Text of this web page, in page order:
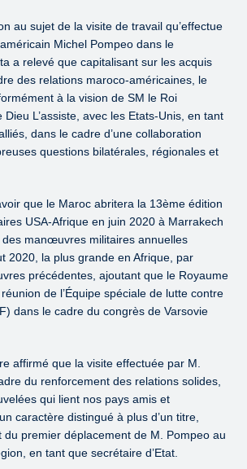
au sujet de la visite de travail qu’effectue
Michel Pompeo dans le
a relevé que capitalisant sur les acquis
des relations maroco-américaines, le
à la vision de SM le Roi
L’assiste, avec les Etats-Unis, en tant
dans le cadre d’une collaboration
questions bilatérales, régionales et
que le Maroc abritera la 13ème édition
USA-Afrique en juin 2020 à Marrakech
manœuvres militaires annuelles
2020, la plus grande en Afrique, par
précédentes, ajoutant que le Royaume
de l’Équipe spéciale de lutte contre
dans le cadre du congrès de Varsovie
affirmé que la visite effectuée par M.
du renforcement des relations solides,
qui lient nos pays amis et
caractère distingué à plus d’un titre,
du premier déplacement de M. Pompeo au
en tant que secrétaire d’Etat.